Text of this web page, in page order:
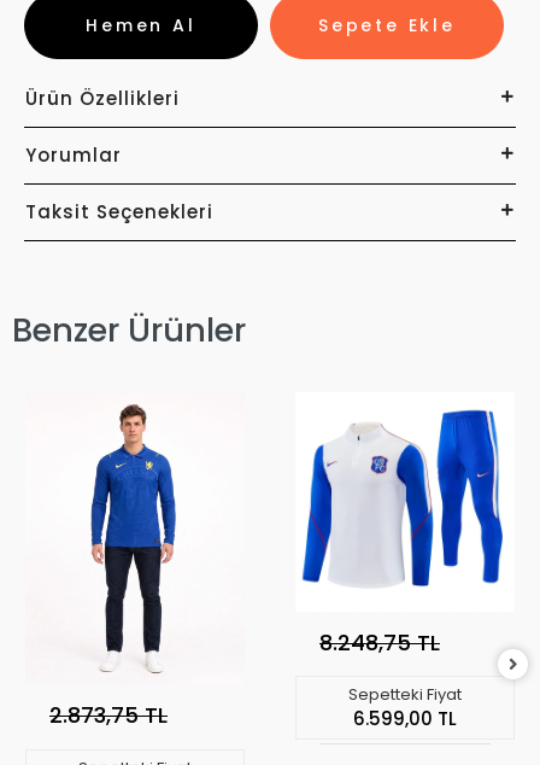
Sepete Ekle
Hemen Al
Ürün Özellikleri
Yorumlar
Taksit Seçenekleri
Benzer Ürünler
2.873,75 TL
8.248,75 TL
Sepetteki Fiyat
6.599,00 TL